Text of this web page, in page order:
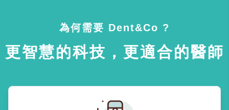
為何需要 Dent&Co ?
更智慧的科技，更適合的醫師